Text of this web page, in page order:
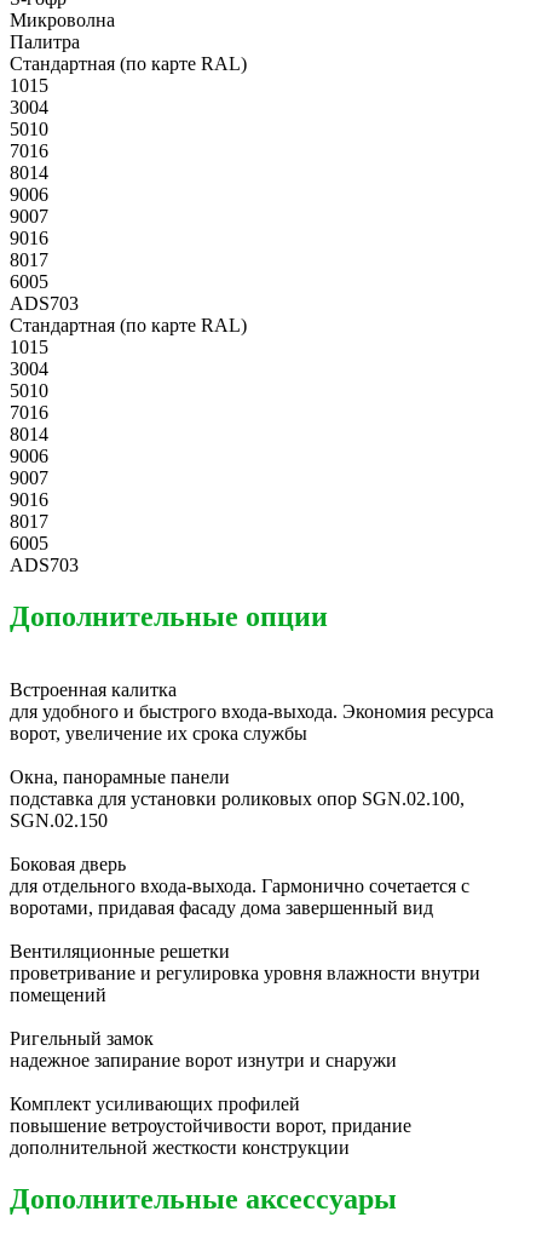
Микроволна
Палитра
Стандартная (по карте RAL)
1015
3004
5010
7016
8014
9006
9007
9016
8017
6005
ADS703
Стандартная (по карте RAL)
1015
3004
5010
7016
8014
9006
9007
9016
8017
6005
ADS703
Дополнительные опции
Встроенная калитка
для удобного и быстрого входа-выхода. Экономия ресурса
ворот, увеличение их срока службы
Окна, панорамные панели
подставка для установки роликовых опор SGN.02.100,
SGN.02.150
Боковая дверь
для отдельного входа-выхода. Гармонично сочетается с
воротами, придавая фасаду дома завершенный вид
Вентиляционные решетки
проветривание и регулировка уровня влажности внутри
помещений
Ригельный замок
надежное запирание ворот изнутри и снаружи
Комплект усиливающих профилей
повышение ветроустойчивости ворот, придание
дополнительной жесткости конструкции
Дополнительные аксессуары